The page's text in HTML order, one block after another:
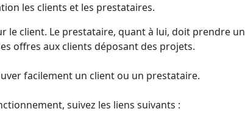
les clients et les prestataires.
le client. Le prestataire, quant à lui, doit prendre un
offres aux clients déposant des projets.
facilement un client ou un prestataire.
suivez les liens suivants :